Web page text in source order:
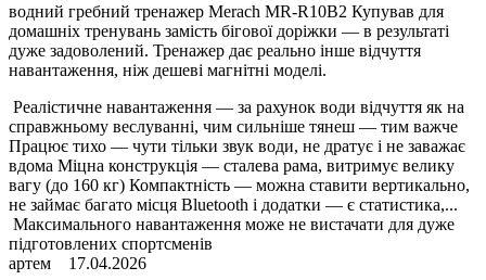
водний гребний тренажер Merach MR-R10B2 Купував для
домашніх тренувань замість бігової доріжки — в результаті
дуже задоволений. Тренажер дає реально інше відчуття
навантаження, ніж дешеві магнітні моделі.
Реалістичне навантаження — за рахунок води відчуття як на
справжньому веслуванні, чим сильніше тянеш — тим важче
Працює тихо — чути тільки звук води, не дратує і не заважає
вдома Міцна конструкція — сталева рама, витримує велику
вагу (до 160 кг) Компактність — можна ставити вертикально,
не займає багато місця Bluetooth і додатки — є статистика,...
Максимального навантаження може не вистачати для дуже
підготовлених спортсменів
артем
17.04.2026